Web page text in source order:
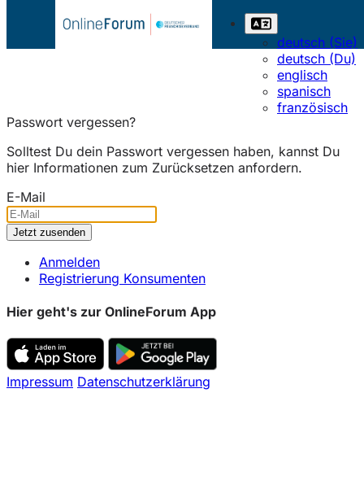
deutsch (Sie)
deutsch (Du)
englisch
spanisch
französisch
Passwort vergessen?
Solltest Du dein Passwort vergessen haben, kannst Du
hier Informationen zum Zurücksetzen anfordern.
E-Mail
Anmelden
Registrierung Konsumenten
Hier geht's zur OnlineForum App
Impressum Datenschutzerklärung